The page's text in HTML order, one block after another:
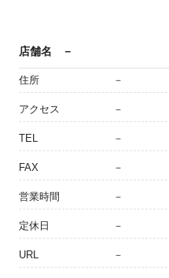
店舗名 －
住所 －
アクセス －
TEL －
FAX －
営業時間 －
定休日 －
URL －